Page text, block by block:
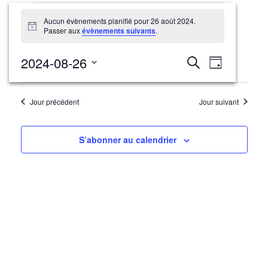
Évènements
for
26
août
2024
Notice
Aucun évènements planifié pour 26 août 2024.
Passer auxévènements suivants.
Recherche
vues
Évènements
Recherche
de
vues
Jour
2024-08-26
date.Jour précédent Jour suivant
S’abonner au calendrier